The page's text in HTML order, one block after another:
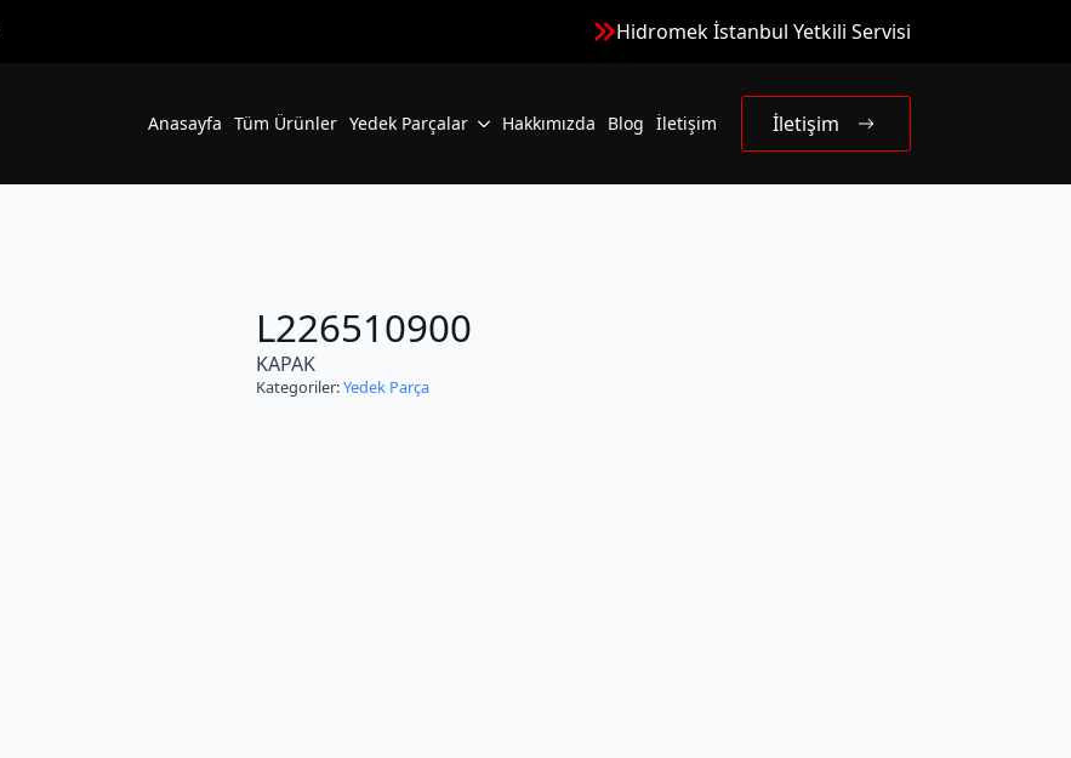
Hidromek İstanbul Yetkili Servisi
Anasayfa Tüm Ürünler Yedek Parçalar Hakkımızda Blog İletişim İletişim
L226510900
KAPAK
Kategoriler:Yedek Parça